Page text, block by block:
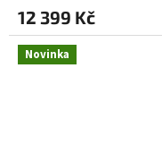
12 399 Kč
Novinka